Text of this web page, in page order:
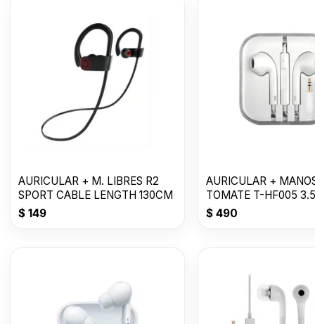
AURICULAR + M. LIBRES R2
SPORT CABLE LENGTH 130CM
$ 149
AURICULAR +
TOMATE T-HF005
$490